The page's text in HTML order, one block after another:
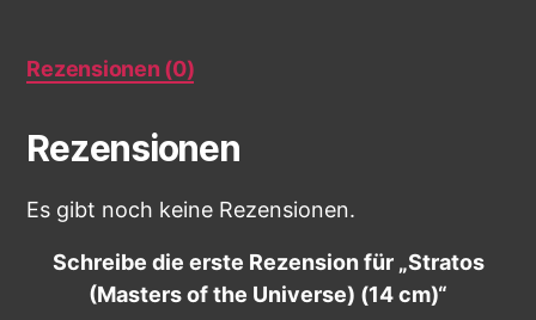
Rezensionen (0)
Rezensionen
Es gibt noch keine Rezensionen.
Schreibe die erste Rezension für „Stratos
(Masters of the Universe) (14 cm)“